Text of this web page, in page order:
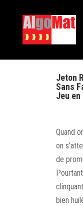
Jeton
Sans
Jeu
Quand
on
de
bien